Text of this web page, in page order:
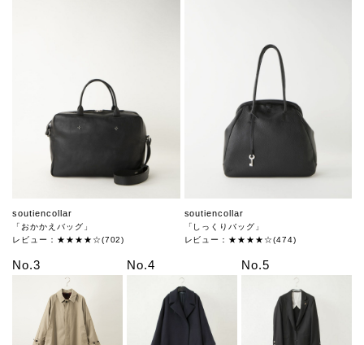
soutiencollar
「おかかえバッグ」
レビュー：★★★★☆(702)
soutiencollar
「しっくりバッグ」
レビュー：★★★★☆(474)
No.3 No.4 No.5